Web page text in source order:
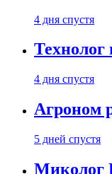
4 дня спустя
Технолог
4 дня спустя
Агроном
5 дней спустя
Миколог